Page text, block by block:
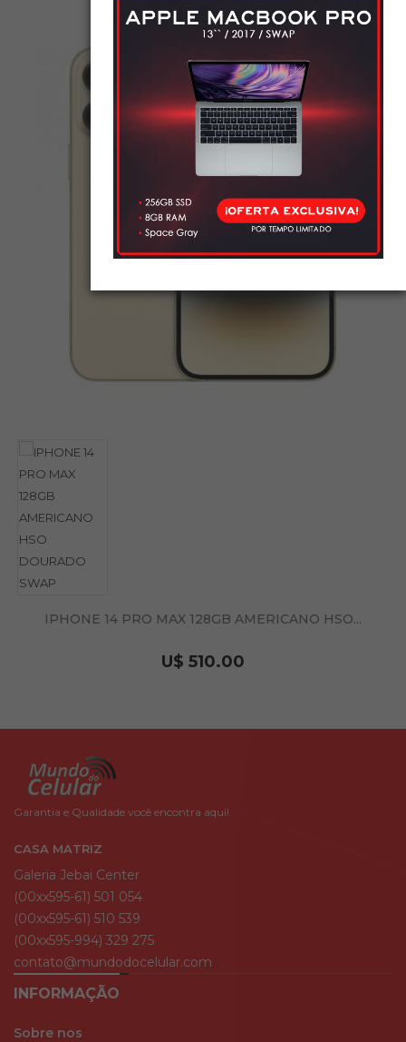
NOVO
IPHONE 14 PRO MAX 128GB AMERICANO HSO...
U$ 510.00
Garantia e Qualidade você encontra aqui!
CASA MATRIZ
Galeria Jebai Center
(00xx595-61) 501 054
(00xx595-61) 510 539
(00xx595-994) 329 275
contato@mundodocelular.com
INFORMAÇÃO
Sobre nos